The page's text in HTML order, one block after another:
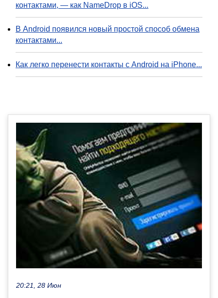
контактами, — как NameDrop в iOS...
В Android появился новый простой способ обмена
контактами...
Как легко перенести контакты с Android на iPhone...
20:21, 28 Июн